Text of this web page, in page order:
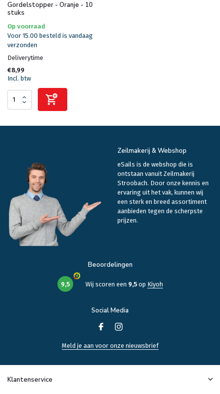
Gordelstopper - Oranje - 10
stuks
Op voorraad
Voor 15.00 besteld is vandaag
verzonden
Deliverytime
€8,99
Incl. btw
Zeilmakerij & Webshop
eSails is de webshop die is
ontstaan vanuit Zeilmakerij
Stroobach. Door onze kennis en
ervaring uit het vak, kunnen wij
een sterk en breed assortiment
aanbieden tegen de scherpste
prijzen.
Beoordelingen
9,5 Wij scoren een 9,5op Kiyoh
Social Media
Meld je aan voor onze nieuwsbrief
Klantenservice